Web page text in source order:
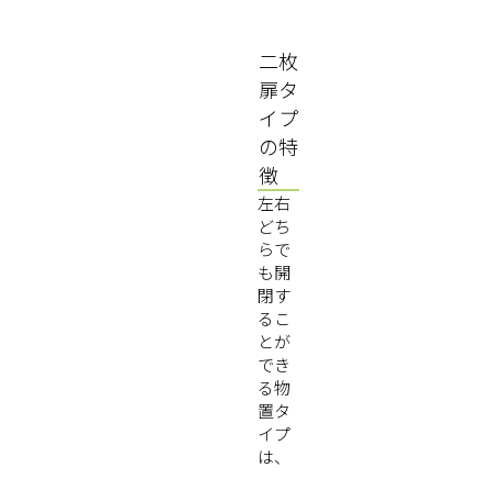
二枚
扉タ
イプ
の特
徴
左右
どち
らで
も開
閉す
るこ
とが
でき
る物
置タ
イプ
は、